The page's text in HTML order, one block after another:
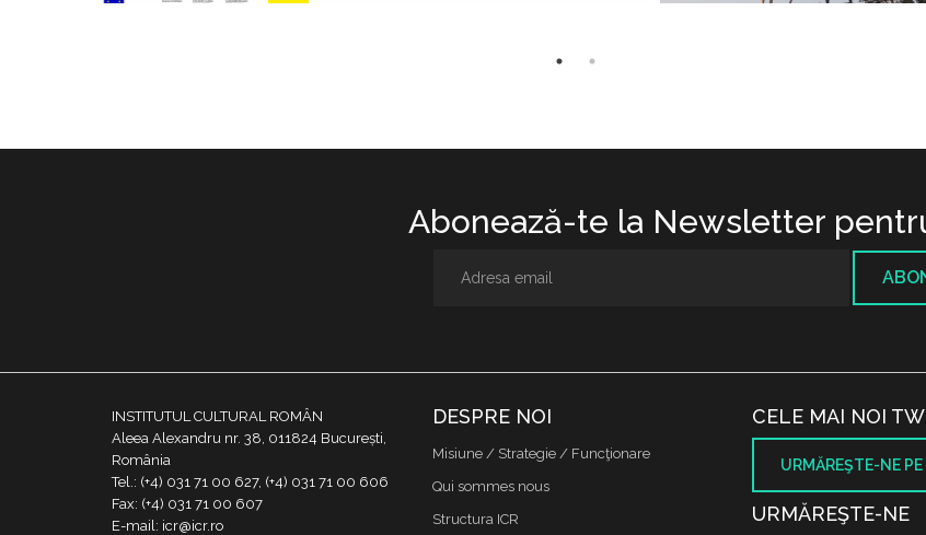
Abonează-te la Newsletter
INSTITUTUL CULTURAL ROMÂN
Aleea Alexandru nr. 38, 011824 București,
România
Tel.: (+4) 031 71 00 627, (+4) 031 71 00 606
Fax: (+4) 031 71 00 607
E-mail: icr@icr.ro
DESPRE NOI
Misiune / Strategie / Funcţionare
Qui sommes nous
Structura ICR
CELE MAI NOI
URMĂREŞTE-NE
URMĂREŞTE-NE